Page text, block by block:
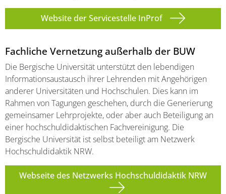
Website der Servicestelle InProf
Fachliche Vernetzung außerhalb der BUW
Die Bergische Universität unterstützt den lebendigen
Informationsaustausch ihrer Lehrenden mit Angehörigen
anderer Universitäten und Hochschulen. Dies kann im
Rahmen von Tagungen geschehen, durch die Generierung
gemeinsamer Lehrprojekte, oder aber auch Beteiligung an
einer hochschuldidaktischen Fachvereinigung. Die
Bergische Universität ist selbst beteiligt am Netzwerk
Hochschuldidaktik NRW.
Webseite des Netzwerks Hochschuldidaktik NRW